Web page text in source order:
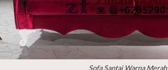
Sofa Santai Warna Merah